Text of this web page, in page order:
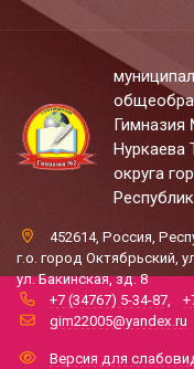
Нуркаева
округа
452614, Россия,
г.о. город Октябрьский,
ул. Бакинская, зд. 8
+7 (34767) 5-34-87
gim22005@yandex.ru
Версия для